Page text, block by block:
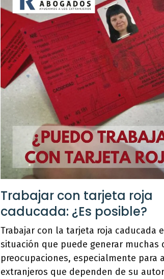
Trabajar con tarjeta roja
caducada: ¿Es posible?
Trabajar con la tarjeta roja caducada
situación que puede generar muchas
preocupaciones, especialmente para
extranjeros que dependen de su